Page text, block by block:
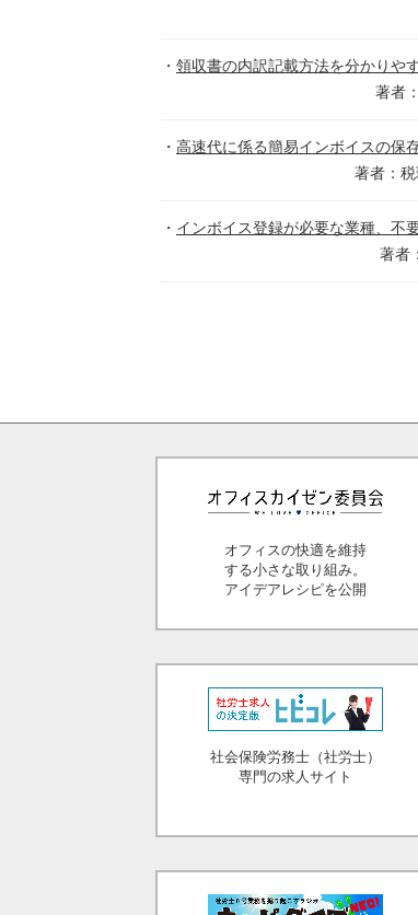
領収書の内訳記載方法を分かりや
著者
高速代に係る簡易インボイスの保
著者：
インボイス登録が必要な業種、不
著者
オフィスの快適を維持
する小さな取り組み。
アイデアレシピを公開
社会保険労務士（社労士）
専門の求人サイト